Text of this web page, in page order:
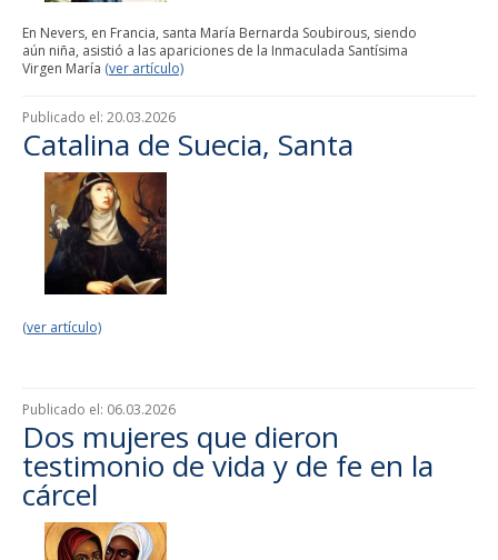
En Nevers, en Francia, santa María Bernarda Soubirous, siendo
aún niña, asistió a las apariciones de la Inmaculada Santísima
Virgen María (ver artículo)
Publicado el: 20.03.2026
Catalina de Suecia, Santa
(ver artículo)
Publicado el: 06.03.2026
Dos mujeres que dieron
testimonio de vida y de fe en la
cárcel